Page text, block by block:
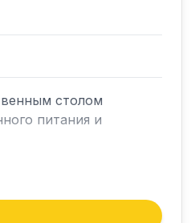
столом
питания и